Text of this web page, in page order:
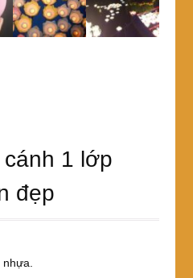
1 lớp
đẹp
nhựa.